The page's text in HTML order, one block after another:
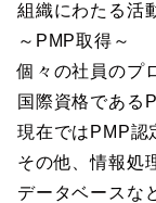
組織にわたる活
～PMP取得～
個々の社員のプ
国際資格である
現在ではPMP認
その他、情報処
データベースな